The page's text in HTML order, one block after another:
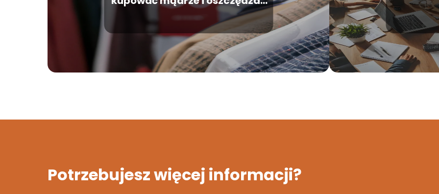
na markowej odzieży
Potrzebujesz więcej informacji?